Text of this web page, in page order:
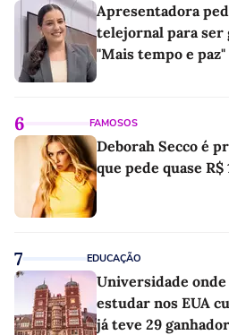
Apresentadora
telejornal para ser
"Mais tempo e paz"
6 FAMOSOS
Deborah Secco é
que pede quase
7 EDUCAÇÃO
Universidade
estudar nos EUA
já teve 29